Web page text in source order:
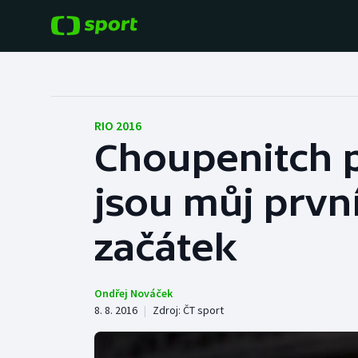
Hokej
Tenis
Baseball a softbal
Basketbal
RIO 2016
Choupenitch
jsou můj
začátek
Ondřej Nováček
8. 8. 2016 | Zdroj: ČT sport